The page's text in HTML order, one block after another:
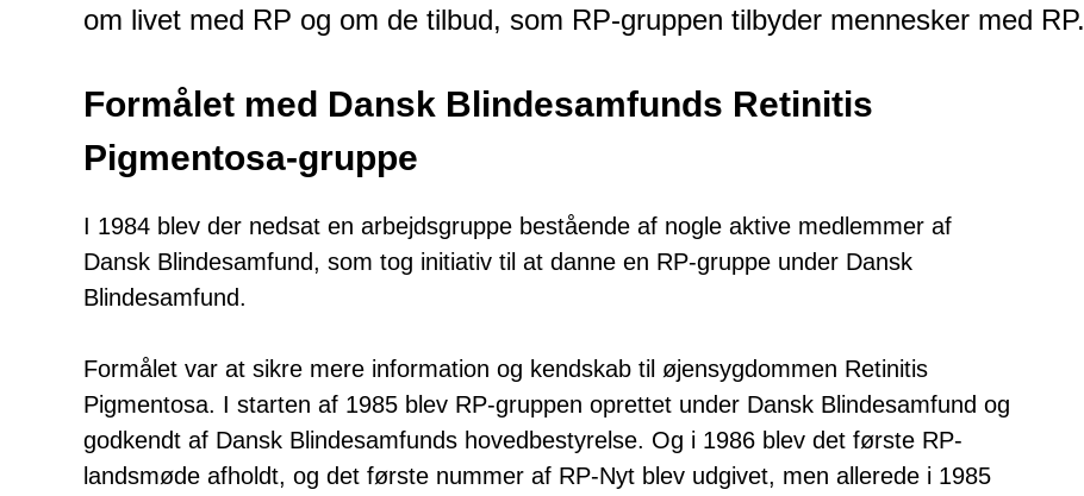
om livet med RP og om de tilbud, som RP-gruppen tilbyder mennesker med RP.
Formålet med Dansk Blindesamfunds Retinitis
Pigmentosa-gruppe
I 1984 blev der nedsat en arbejdsgruppe bestående af nogle aktive medlemmer af
Dansk Blindesamfund, som tog initiativ til at danne en RP-gruppe under Dansk
Blindesamfund.
Formålet var at sikre mere information og kendskab til øjensygdommen Retinitis
Pigmentosa. I starten af 1985 blev RP-gruppen oprettet under Dansk Blindesamfund og
godkendt af Dansk Blindesamfunds hovedbestyrelse. Og i 1986 blev det første RP-
landsmøde afholdt, og det første nummer af RP-Nyt blev udgivet, men allerede i 1985